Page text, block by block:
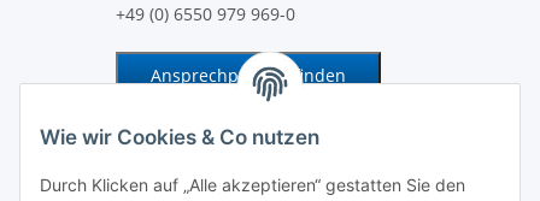
Wie wir Cookies & Co nutzen
Durch Klicken auf „Alle akzeptieren“ gestatten Sie den
+49 (0) 6550 979 969-0
Ansprechpartner finden
Information und Service
Zahlung und Versand